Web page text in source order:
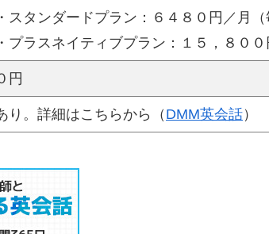
・スタンダードプラン：６４８０円／月（
・プラスネイティブプラン：１５，８０
円
り。詳細はこちらから（DMM英会話）